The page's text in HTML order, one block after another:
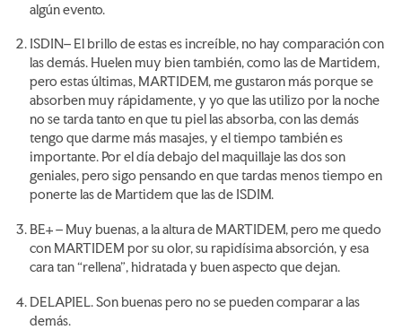
algún evento.
ISDIN– El brillo de estas es increíble, no hay comparación con
las demás. Huelen muy bien también, como las de Martidem,
pero estas últimas, MARTIDEM, me gustaron más porque se
absorben muy rápidamente, y yo que las utilizo por la noche
no se tarda tanto en que tu piel las absorba, con las demás
tengo que darme más masajes, y el tiempo también es
importante. Por el día debajo del maquillaje las dos son
geniales, pero sigo pensando en que tardas menos tiempo en
ponerte las de Martidem que las de ISDIM.
BE+ – Muy buenas, a la altura de MARTIDEM, pero me quedo
con MARTIDEM por su olor, su rapidísima absorción, y esa
cara tan “rellena”, hidratada y buen aspecto que dejan.
DELAPIEL. Son buenas pero no se pueden comparar a las
demás.